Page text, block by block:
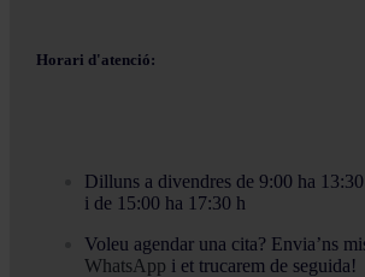
Horari d'atenció:
Dilluns a divendres de 9:00 ha
i de 15:00 ha 17:30 h
Voleu agendar una cita? Envia’ns
WhatsApp i et trucarem de seguida!